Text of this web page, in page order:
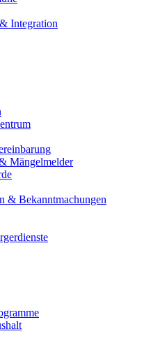
Integration
Mängelmelder
& Bekanntmachungen